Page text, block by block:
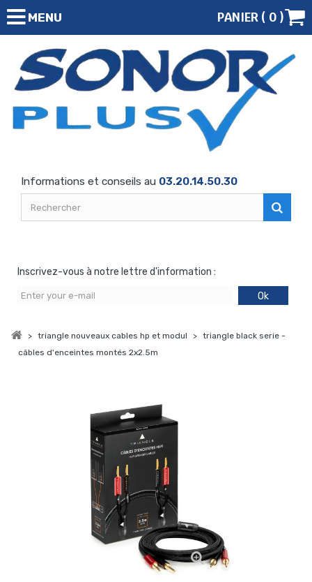
MENU PANIER ( 0 )
Informations et conseils au 03.20.14.50.30
Inscrivez-vous à notre lettre d'information :
Ok
> triangle nouveaux cables hp et modul > triangle black serie -
câbles d'enceintes montés 2x2.5m